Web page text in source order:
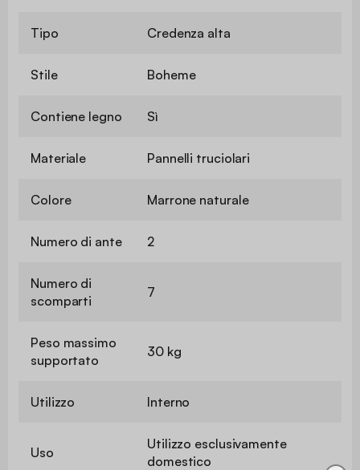
Tipo Credenza alta
Stile Boheme
Contiene legno Sì
Materiale Pannelli truciolari
Colore Marrone naturale
Numero di ante 2
Numero di
scomparti
7
Peso massimo
supportato
30 kg
Utilizzo Interno
Uso
Utilizzo esclusivamente
domestico